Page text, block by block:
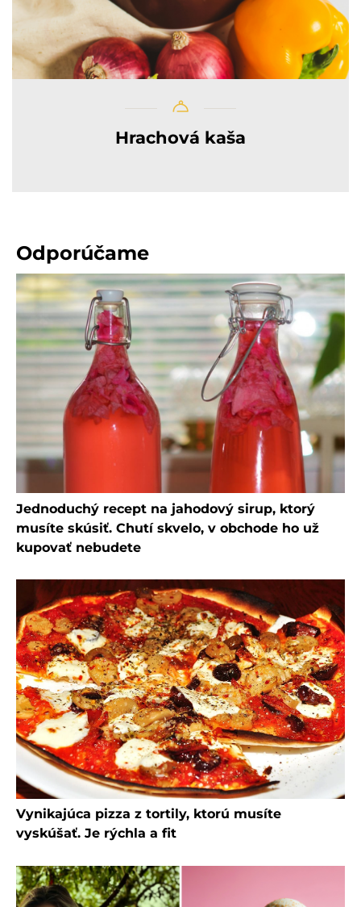
Hrachová kaša
Odporúčame
Jednoduchý recept na jahodový sirup, ktorý
musíte skúsiť. Chutí skvelo, v obchode ho už
kupovať nebudete
Vynikajúca pizza z tortily, ktorú musíte
vyskúšať. Je rýchla a fit